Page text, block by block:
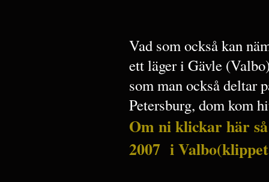
Vad som också kan
ett läger i Gävle
som man också deltar
Petersburg, dom kom
Om ni klickar här
2007 i